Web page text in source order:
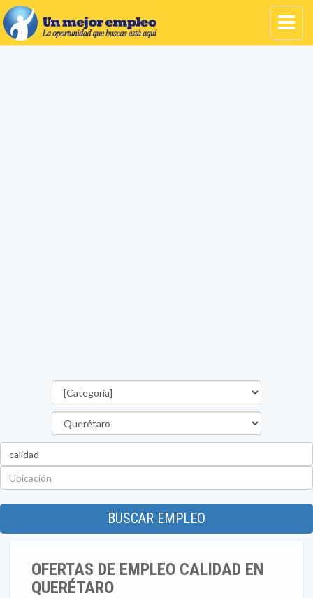
BUSCAR EMPLEO
OFERTAS DE EMPLEO CALIDAD EN
QUERÉTARO